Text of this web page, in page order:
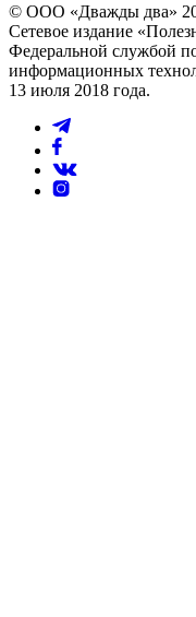
© ООО «Дважды два»
Сетевое издание
Федеральной службой
информационных
13 июля 2018 года.